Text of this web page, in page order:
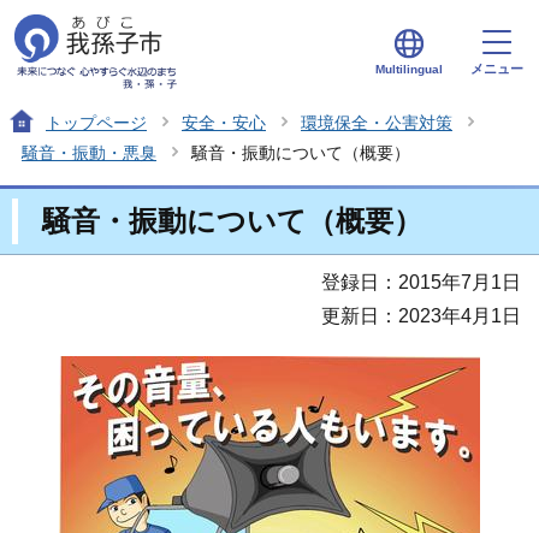
Multilingual メニュー
トップページ 安全・安心
環境保全・公害対策
騒音・振動・悪臭
騒音・振動について（概要）
騒音・振動について（概要）
登録日：2015年7月1日
更新日：2023年4月1日